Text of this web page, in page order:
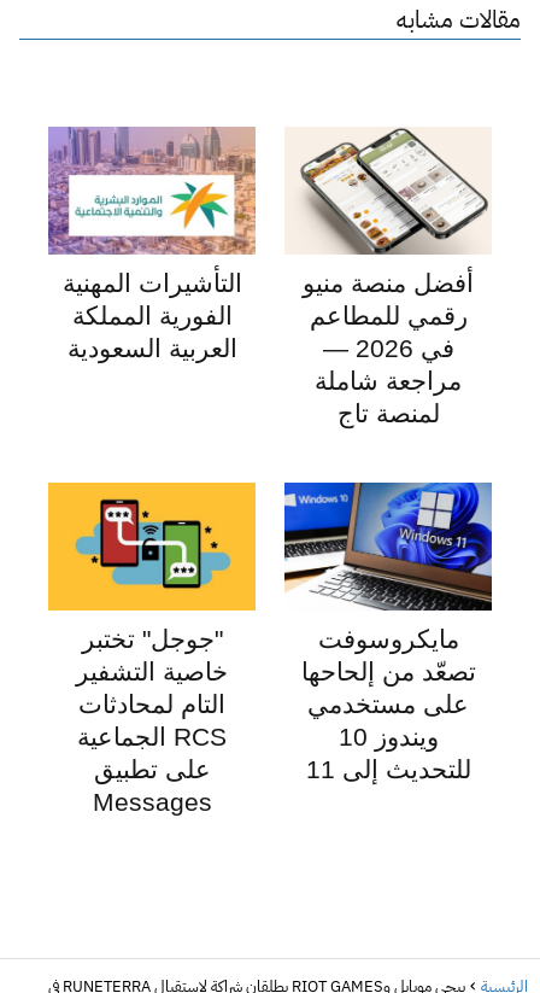
مقالات مشابه
أفضل منصة منيو
رقمي للمطاعم
في 2026 —
مراجعة شاملة
لمنصة تاج
التأشيرات المهنية
الفورية المملكة
العربية السعودية
مايكروسوفت
تصعّد من إلحاحها
على مستخدمي
ويندوز 10
للتحديث إلى 11
"جوجل" تختبر
خاصية التشفير
التام لمحادثات
RCS الجماعية
على تطبيق
Messages
الرئيسية ببجي موبايل وRIOT GAMES يطلقان شراكة لاستقبال RUNETERRA في